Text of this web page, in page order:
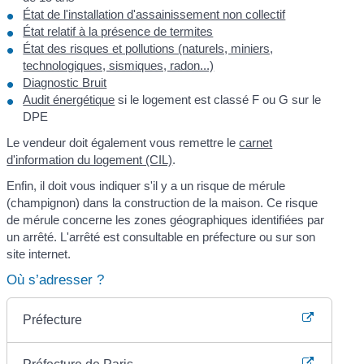
État de l'installation d'assainissement non collectif
État relatif à la présence de termites
État des risques et pollutions (naturels, miniers,
technologiques, sismiques, radon...)
Diagnostic Bruit
Audit énergétique si le logement est classé F ou G sur le
DPE
Le vendeur doit également vous remettre lecarnet
d'information du logement (CIL).
Enfin, il doit vous indiquer s'il y a un risque de mérule
(champignon) dans la construction de la maison. Ce risque
de mérule concerne les zones géographiques identifiées par
un arrêté. L'arrêté est consultable en préfecture ou sur son
site internet.
Où s’adresser ?
Préfecture